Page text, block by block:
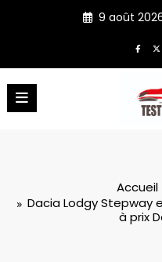
9 août
Accueil
Dacia Lodgy Stepway
à prix